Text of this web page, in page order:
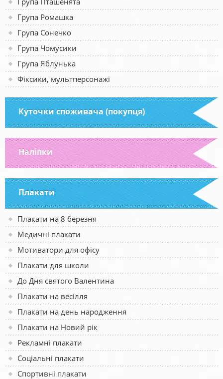
Група Ромашка
Група Сонечко
Група Чомусики
Група Яблунька
Фіксики, мультперсонажі
Куточки споживача (покупця)
Наліпки
Плакати
Плакати на 8 березня
Медичні плакати
Мотиватори для офісу
Плакати для школи
До Дня святого Валентина
Плакати на весілля
Плакати на день народження
Плакати на Новий рік
Рекламні плакати
Соціальні плакати
Спортивні плакати